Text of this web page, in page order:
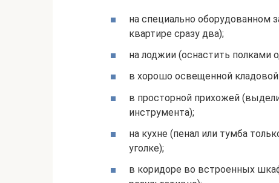
на специально оборудованном
квартире сразу два);
на лоджии (оснастить полками
в хорошо освещенной кладовой
в просторной прихожей
инструмента);
на кухне (пенал или тумба
уголке);
в коридоре во встроенных